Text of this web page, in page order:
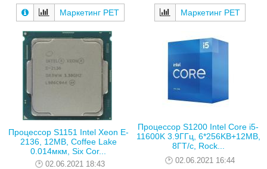
Маркетинг РЕТ Маркетинг РЕТ
Процессор S1151 Intel Xeon E-
2136, 12MB, Coffee Lake
0.014мкм, Six Cor...
02.06.2021 18:43
Процессор S1200 Intel Core i5-
11600K 3.9ГГц, 6*256KB+12MB,
8ГТ/с, Rock...
02.06.2021 16:44